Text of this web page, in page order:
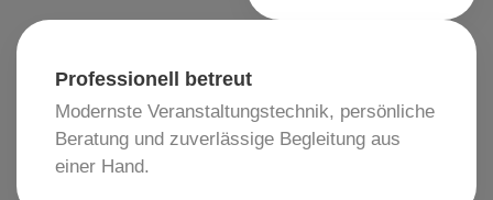
Professionell betreut
Modernste Veranstaltungstechnik, persönliche
Beratung und zuverlässige Begleitung aus
einer Hand.